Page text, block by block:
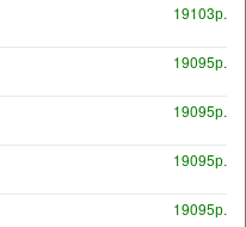
19103р.
19095р.
19095р.
19095р.
19095р.